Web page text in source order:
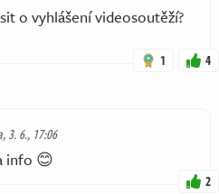
o vyhlášení videosoutěží?
1 4
3. 6., 17:06
info 😊
2